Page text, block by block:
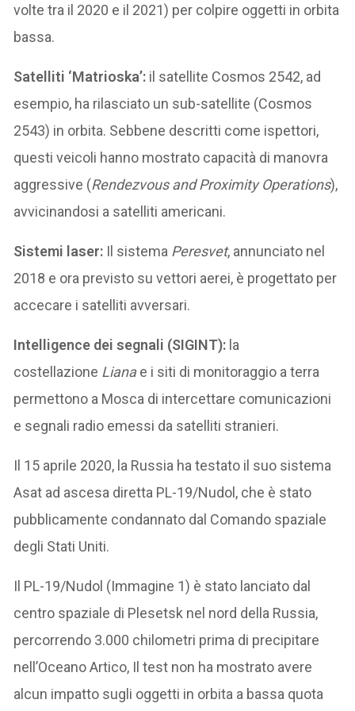
volte tra il 2020 e il 2021) per colpire oggetti in orbita
bassa.
Satelliti ‘Matrioska’: il satellite Cosmos 2542, ad
esempio, ha rilasciato un sub-satellite (Cosmos
2543) in orbita. Sebbene descritti come ispettori,
questi veicoli hanno mostrato capacità di manovra
aggressive (Rendezvous and Proximity Operations),
avvicinandosi a satelliti americani.
Sistemi laser: Il sistema Peresvet, annunciato nel
2018 e ora previsto su vettori aerei, è progettato per
accecare i satelliti avversari.
Intelligence dei segnali (SIGINT): la
costellazione Lianae i siti di monitoraggio a terra
permettono a Mosca di intercettare comunicazioni
e segnali radio emessi da satelliti stranieri.
Il 15 aprile 2020, la Russia ha testato il suo sistema
Asat ad ascesa diretta PL-19/Nudol, che è stato
pubblicamente condannato dal Comando spaziale
degli Stati Uniti.
Il PL-19/Nudol (Immagine 1) è stato lanciato dal
centro spaziale di Plesetsk nel nord della Russia,
percorrendo 3.000 chilometri prima di precipitare
nell’Oceano Artico, Il test non ha mostrato avere
alcun impatto sugli oggetti in orbita a bassa quota